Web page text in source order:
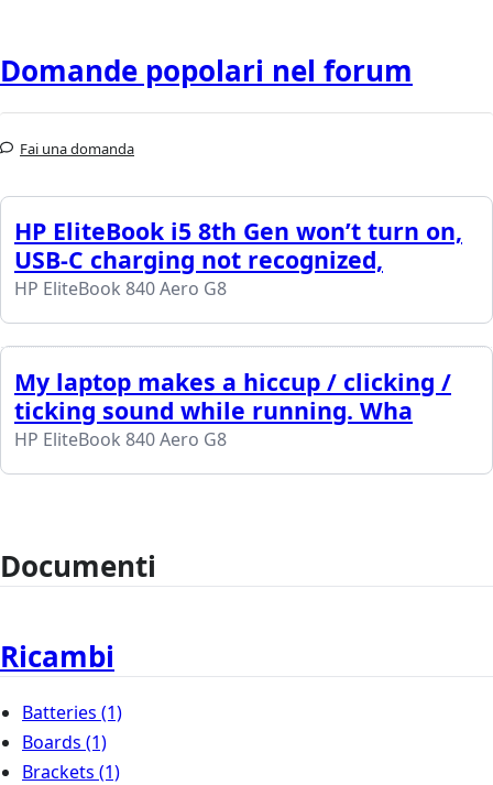
Domande popolari nel forum
Fai una domanda
HP EliteBook i5 8th Gen won’t turn on,
USB-C charging not recognized,
HP EliteBook 840 Aero G8
My laptop makes a hiccup / clicking /
ticking sound while running. Wha
HP EliteBook 840 Aero G8
Documenti
Ricambi
Batteries (1)
Boards (1)
Brackets (1)